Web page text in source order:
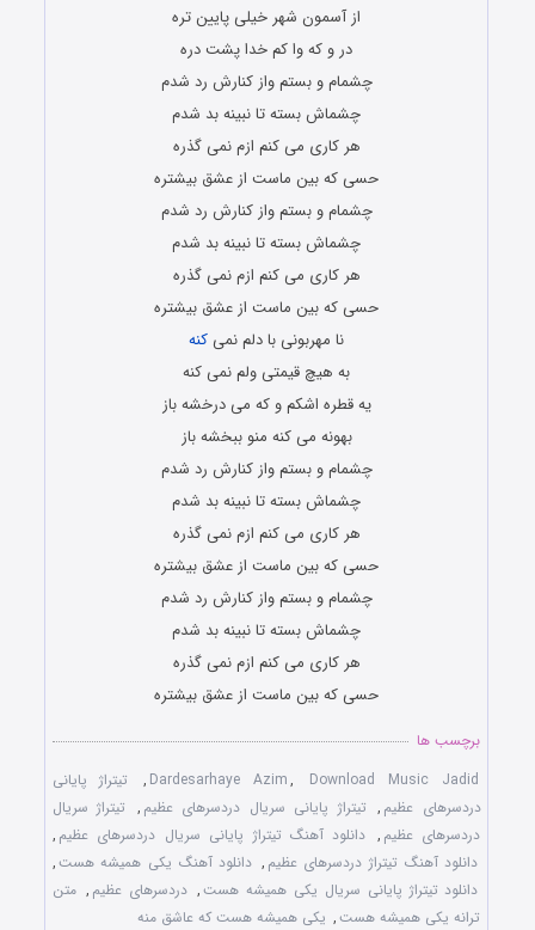
از آسمون شهر خیلی پایین تره
در و که وا کم خدا پشت دره
چشمام و بستم واز کنارش رد شدم
چشماش بسته تا نبینه بد شدم
هر کاری می کنم ازم نمی گذره
حسی که بین ماست از عشق بیشتره
چشمام و بستم واز کنارش رد شدم
چشماش بسته تا نبینه بد شدم
هر کاری می کنم ازم نمی گذره
حسی که بین ماست از عشق بیشتره
نا مهربونی با دلم نمی کنه
به هیچ قیمتی ولم نمی کنه
یه قطره اشکم و که می درخشه باز
بهونه می کنه منو ببخشه باز
چشمام و بستم واز کنارش رد شدم
چشماش بسته تا نبینه بد شدم
هر کاری می کنم ازم نمی گذره
حسی که بین ماست از عشق بیشتره
چشمام و بستم واز کنارش رد شدم
چشماش بسته تا نبینه بد شدم
هر کاری می کنم ازم نمی گذره
حسی که بین ماست از عشق بیشتره
برچسب ها
Dardesarhaye Azim, Download Music Jadid
,
تیتراژ پایانی
دردسرهای عظیم , تیتراژ پایانی سریال دردسرهای عظیم , تیتراژ سریال
دردسرهای عظیم , دانلود آهنگ تیتراژ پایانی سریال دردسرهای عظیم ,
دانلود آهنگ تیتراژ دردسرهای عظیم , دانلود آهنگ یکی همیشه هست,
دانلود تیتراژ پایانی سریال یکی همیشه هست, دردسرهای عظیم , متن
ترانه یکی همیشه هست, یکی همیشه هست که عاشق منه